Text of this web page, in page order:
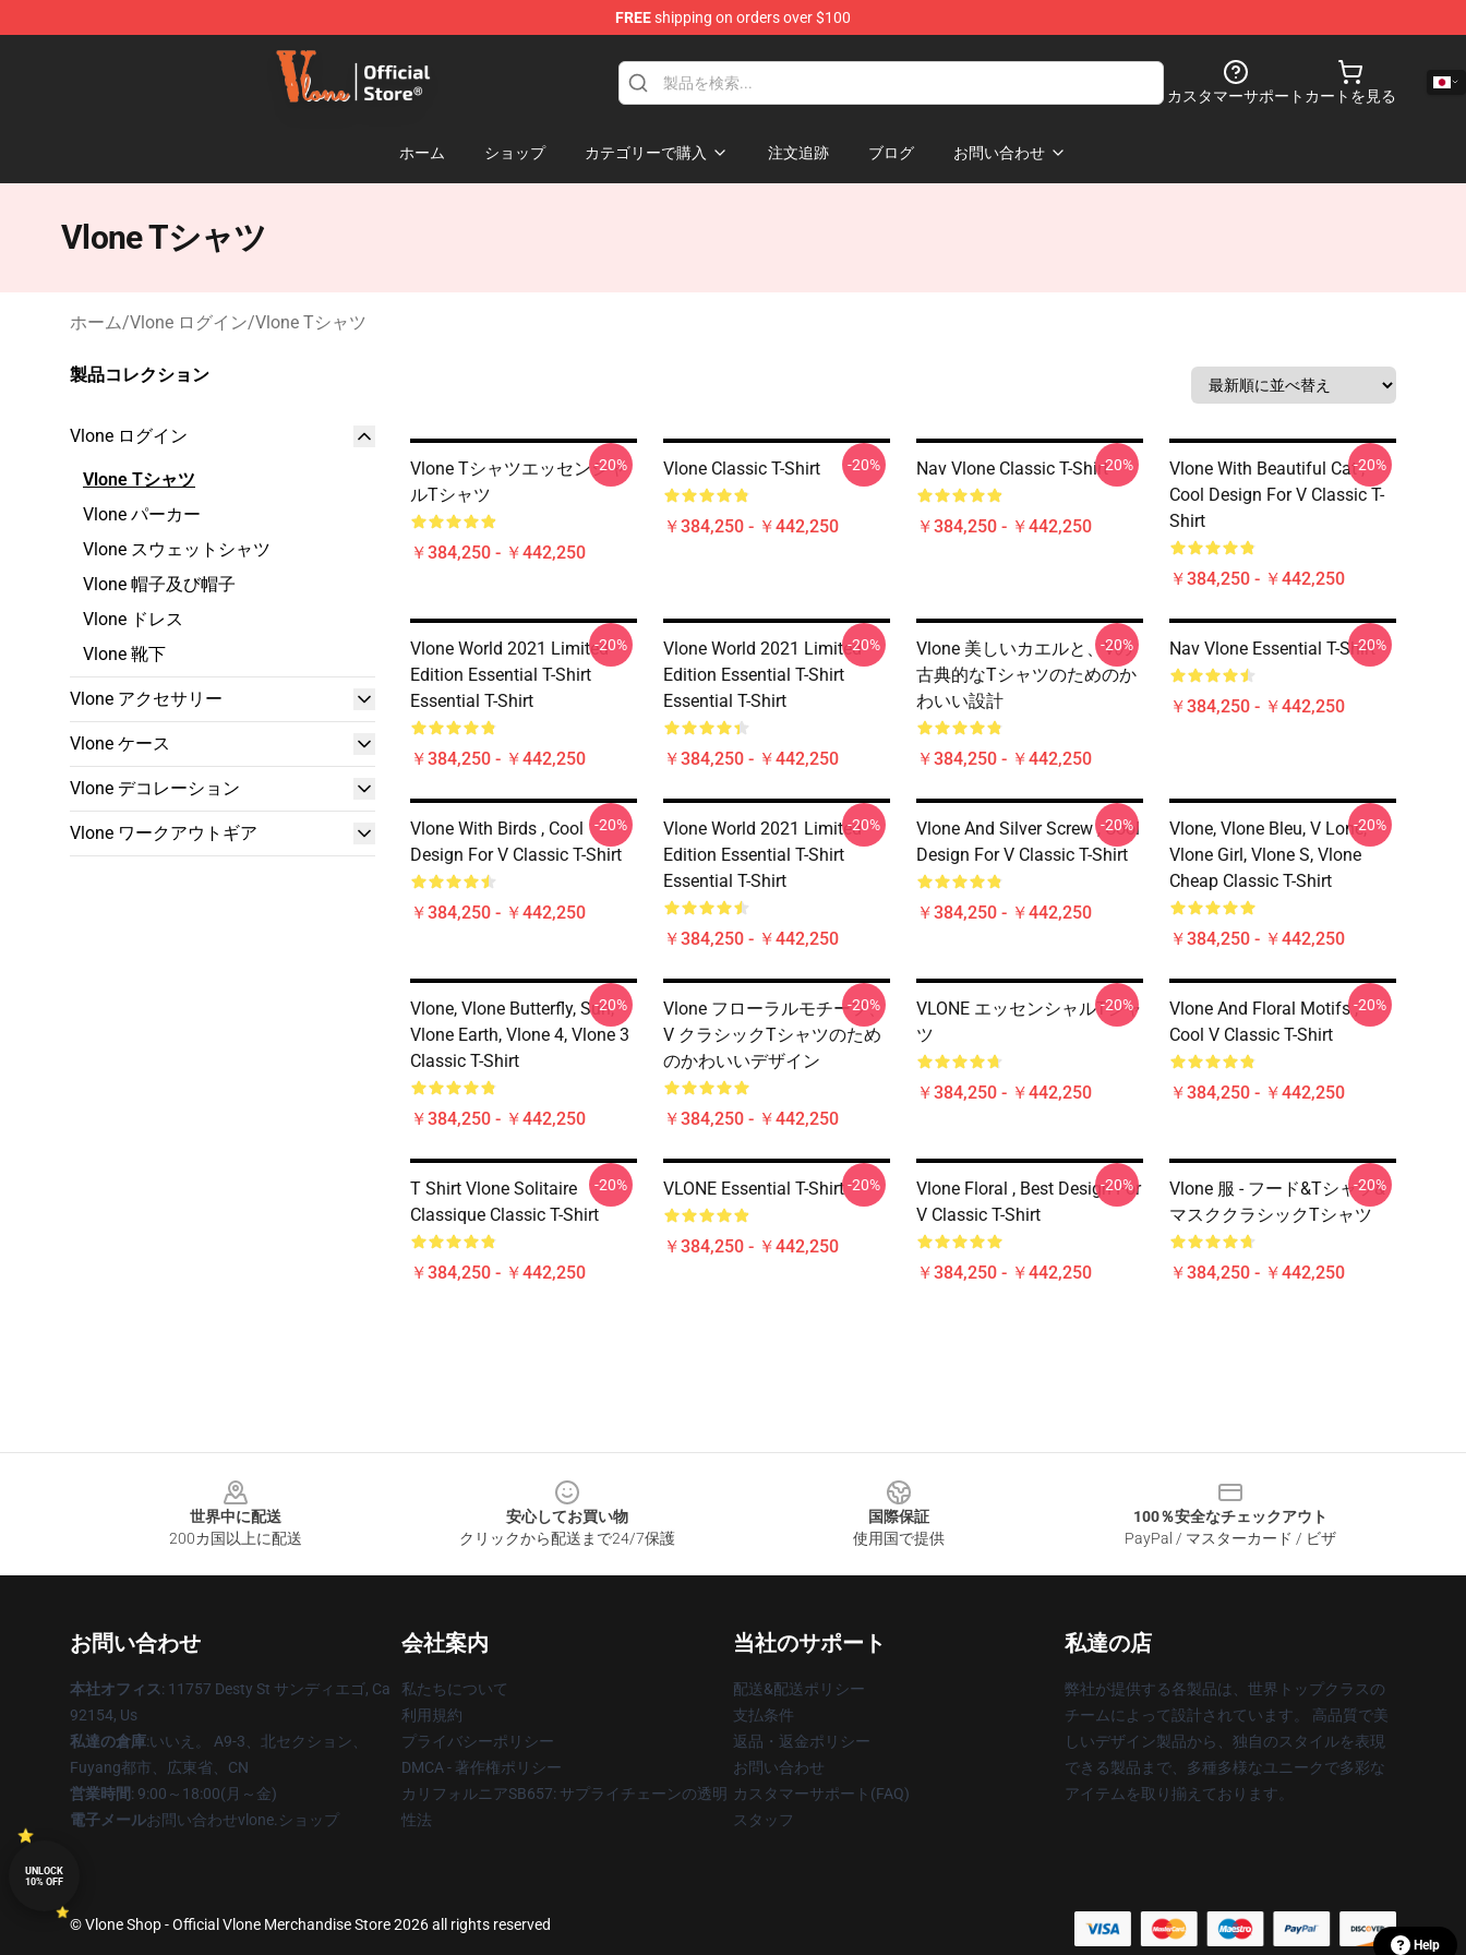
FREEshipping on orders over $100
Vlone Shop - Official Vlone Merchandise Store
カスタマーサポート カートを見る
ホーム ショップ カテゴリーで購入 注文追跡 ブログ お問い合わせ
Vlone Tシャツ
ホーム/Vlone ログイン/Vlone Tシャツ
製品コレクション
Vlone ログイン
Vlone Tシャツ
Vlone パーカー
Vlone スウェットシャツ
Vlone 帽子及び帽子
Vlone ドレス
Vlone 靴下
Vlone アクセサリー
Vlone ケース
Vlone デコレーション
Vlone ワークアウトギア
Vlone Tシャツエッセンシャ
ルTシャツ
￥384,250 - ￥442,250
-20% Vlone Classic T-Shirt
￥384,250 - ￥442,250
-20% Nav Vlone Classic T-Shirt
￥384,250 - ￥442,250
-20%
Vlone With Beautiful Cat ,
Cool Design For V Classic T-
Shirt
￥384,250 - ￥442,250
-20%
Vlone World 2021 Limited
Edition Essential T-Shirt
Essential T-Shirt
￥384,250 - ￥442,250
-20%
Vlone World 2021 Limited
Edition Essential T-Shirt
Essential T-Shirt
￥384,250 - ￥442,250
-20%
Vlone 美しいカエルと、Vの
古典的なTシャツのためのか
わいい設計
￥384,250 - ￥442,250
-20% Nav Vlone Essential T-Shirt
￥384,250 - ￥442,250
-20%
Vlone With Birds , Cool
Design For V Classic T-Shirt
￥384,250 - ￥442,250
-20%
Vlone World 2021 Limited
Edition Essential T-Shirt
Essential T-Shirt
￥384,250 - ￥442,250
-20%
Vlone And Silver Screw , Cool
Design For V Classic T-Shirt
￥384,250 - ￥442,250
-20%
Vlone, Vlone Bleu, V Lone,
Vlone Girl, Vlone S, Vlone
Cheap Classic T-Shirt
￥384,250 - ￥442,250
-20%
Vlone, Vlone Butterfly, Sun,
Vlone Earth, Vlone 4, Vlone 3
Classic T-Shirt
￥384,250 - ￥442,250
-20%
Vlone フローラルモチーフ、
V クラシックTシャツのため
のかわいいデザイン
￥384,250 - ￥442,250
-20%
VLONE エッセンシャルTシャ
ツ
￥384,250 - ￥442,250
-20%
Vlone And Floral Motifs ,
Cool V Classic T-Shirt
￥384,250 - ￥442,250
-20%
T Shirt Vlone Solitaire
Classique Classic T-Shirt
￥384,250 - ￥442,250
-20% VLONE Essential T-Shirt
￥384,250 - ￥442,250
-20%
Vlone Floral , Best Design For
V Classic T-Shirt
￥384,250 - ￥442,250
-20%
Vlone 服 - フード&Tシャツ&
マスククラシックTシャツ
￥384,250 - ￥442,250
-20%
世界中に配送
200カ国以上に配送
安心してお買い物
クリックから配送まで24/7保護
国際保証
使用国で提供
100％安全なチェックアウト
PayPal / マスターカード / ビザ
お問い合わせ
本社オフィス: 11757 Desty St サンディエゴ, Ca
92154, Us
私達の倉庫:いいえ。 A9-3、北セクション、
Fuyang都市、広東省、CN
営業時間: 9:00～18:00(月～金)
電子メールお問い合わせvlone.ショップ
会社案内
私たちについて
利用規約
プライバシーポリシー
DMCA - 著作権ポリシー
カリフォルニアSB657: サプライチェーンの透明
性法
当社のサポート
配送&配送ポリシー
支払条件
返品・返金ポリシー
お問い合わせ
カスタマーサポート(FAQ)
スタッフ
私達の店
弊社が提供する各製品は、世界トップクラスの
チームによって設計されています。 高品質で美
しいデザイン製品から、独自のスタイルを表現
できる製品まで、多種多様なユニークで多彩な
アイテムを取り揃えております。
© Vlone Shop - Official Vlone Merchandise Store 2026 all rights reserved
Help
UNLOCK
10% OFF